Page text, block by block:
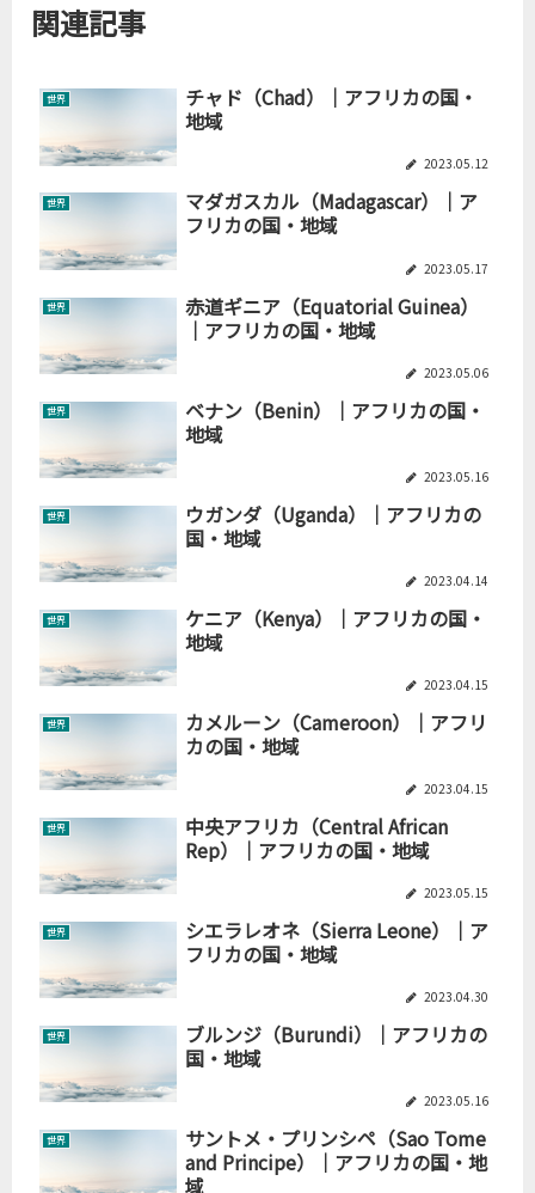
関連記事
世界
チャド（Chad）｜アフリカの国・
地域
2023.05.12
世界
マダガスカル（Madagascar）｜ア
フリカの国・地域
2023.05.17
世界
赤道ギニア（Equatorial Guinea）
｜アフリカの国・地域
2023.05.06
世界
ベナン（Benin）｜アフリカの国・
地域
2023.05.16
世界
ウガンダ（Uganda）｜アフリカの
国・地域
2023.04.14
世界
ケニア（Kenya）｜アフリカの国・
地域
2023.04.15
世界
カメルーン（Cameroon）｜アフリ
カの国・地域
2023.04.15
世界
中央アフリカ（Central African
Rep）｜アフリカの国・地域
2023.05.15
世界
シエラレオネ（Sierra Leone）｜ア
フリカの国・地域
2023.04.30
世界
ブルンジ（Burundi）｜アフリカの
国・地域
2023.05.16
世界
サントメ・プリンシペ（Sao Tome
and Principe）｜アフリカの国・地
域